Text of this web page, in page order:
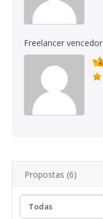
Freelancer vencedor
Propostas (6)